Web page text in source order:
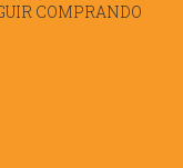
COMPRANDO